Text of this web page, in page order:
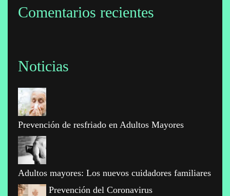
Comentarios recientes
Noticias
Prevención de resfriado en Adultos Mayores
Adultos mayores: Los nuevos cuidadores familiares
Prevención del Coronavirus